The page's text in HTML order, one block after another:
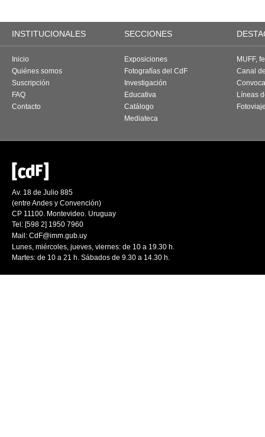
INSTITUCIONALES SECCIONES
Inicio
Quiénes somos
Suscripción
FAQ
Contacto
Exposiciones
Fotografías del CdF
Investigación
Educativa
Catálogo
Mediateca
MUFF,
Canal
Líneas
Av. 18 de Julio 885
(entre Andes y Convención)
CP 11100. Montevideo. Uruguay
Tel: [598 2] 1950 7960
Mail: CdF@imm.gub.uy
Lunes, miércoles, jueves, viernes: de 10 a 19.30 h.
Martes: de 10 a 21 h. Sábados de 9.30 a 14.30 h.